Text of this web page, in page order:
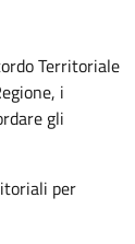
Territoriale
i
gli
per